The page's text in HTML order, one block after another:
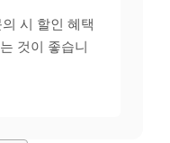
시 할인 혜택
것이 좋습니